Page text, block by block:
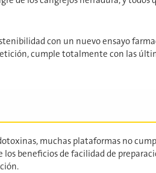
con un nuevo ensayo
cumple totalmente con las
muchas plataformas no
beneficios de facilidad de